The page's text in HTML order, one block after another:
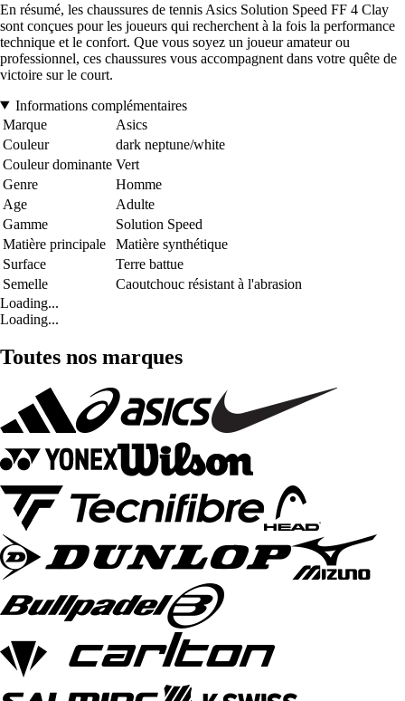
En résumé, les chaussures de tennis Asics Solution Speed FF 4 Clay
sont conçues pour les joueurs qui recherchent à la fois la performance
technique et le confort. Que vous soyez un joueur amateur ou
professionnel, ces chaussures vous accompagnent dans votre quête de
victoire sur le court.
Informations complémentaires
Marque
Asics
Couleur
dark neptune/white
Couleur dominante Vert
Genre
Homme
Age
Adulte
Gamme
Solution Speed
Matière principale
Matière synthétique
Surface
Terre battue
Semelle
Caoutchouc résistant à l'abrasion
Loading...
Loading...
Toutes nos marques